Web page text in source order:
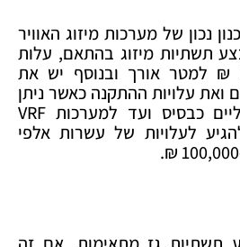
נכון של מערכות מיזוג האוויר
תשתיות מיזוג בהתאם, עלות
התשתיות היא כ-140 ₪ למטר אורך ובנוסף יש את
ואת עלויות ההתקנה כאשר ניתן
להתחיל במזגנים עיליים כבסיס ועד למערכות VRF
לעלויות של עשרות אלפי